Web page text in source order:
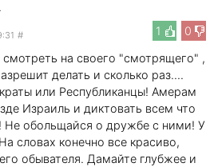
1
0
#
на своего "смотрящего" ,
делать и сколько раз....
или Республиканцы! Амерам
Израиль и диктовать всем что
! Не обольщайся о дружбе с ними! У
словах конечно все красиво,
обывателя. Дамайте глубжее и